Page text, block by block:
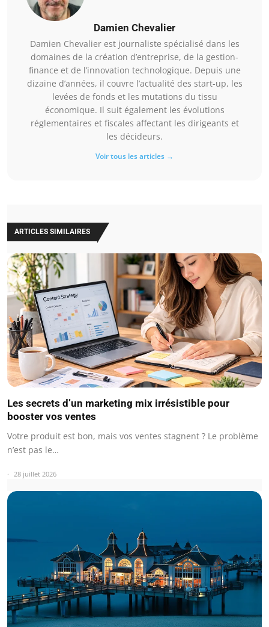
Damien Chevalier
Damien Chevalier est journaliste spécialisé dans les
domaines de la création d’entreprise, de la gestion-
finance et de l’innovation technologique. Depuis une
dizaine d’années, il couvre l’actualité des start-up, les
levées de fonds et les mutations du tissu
économique. Il suit également les évolutions
réglementaires et fiscales affectant les dirigeants et
les décideurs.
Voir tous les articles →
ARTICLES SIMILAIRES
Les secrets d’un marketing mix irrésistible pour
booster vos ventes
Votre produit est bon, mais vos ventes stagnent ? Le problème
n’est pas le…
28 juillet 2026